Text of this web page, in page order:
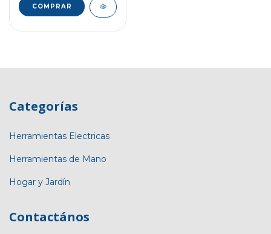
Categorías
Herramientas Electricas
Herramientas de Mano
Hogar y Jardín
Contactános